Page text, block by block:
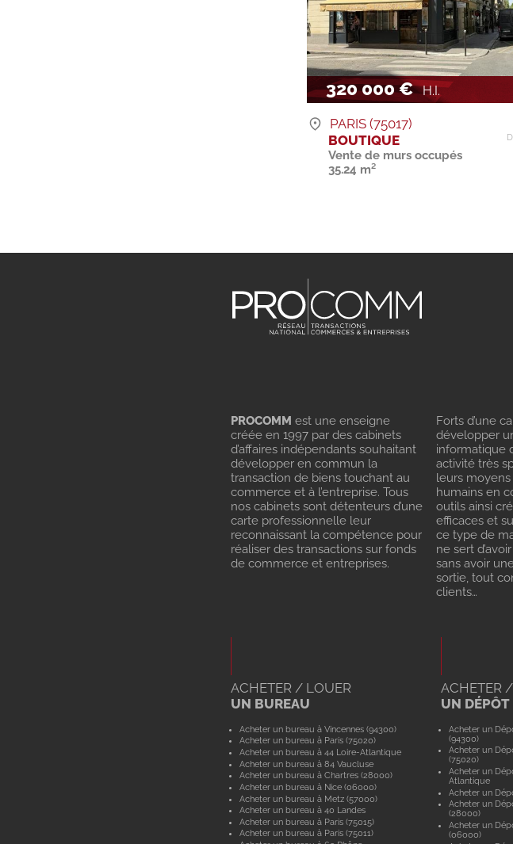
320 000 € H.I.
PARIS (75017)
BOUTIQUE
Vente de murs occupés
35.24 m²
PROCOMM est une enseigne
créée en 1997 par des cabinets
d’affaires indépendants souhaitant
développer en commun la
transaction de biens touchant au
commerce et à l’entreprise. Tous
nos cabinets sont détenteurs d’une
carte professionnelle leur
reconnaissant la compétence pour
réaliser des transactions sur fonds
de commerce et entreprises.
Forts d’une
développer
informatique
activité très
leurs
humains en
outils ainsi
efficaces et
ce type de
ne sert
sans avoir
sortie, tout
clients…
ACHETER / LOUER
UN BUREAU
Acheter un bureau à Vincennes (94300)
Acheter un bureau à Paris (75020)
Acheter un bureau à 44 Loire-Atlantique
Acheter un bureau à 84 Vaucluse
Acheter un bureau à Chartres (28000)
Acheter un bureau à Nice (06000)
Acheter un bureau à Metz (57000)
Acheter un bureau à 40 Landes
Acheter un bureau à Paris (75015)
Acheter un bureau à Paris (75011)
ACHETER
UN
Acheter un
(94300)
Acheter un
(75020)
Acheter un
Atlantique
Acheter un
Acheter un
(28000)
Acheter un
(06000)